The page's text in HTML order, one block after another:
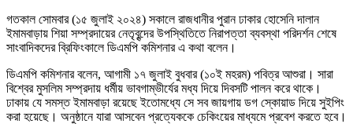
গতকাল সোমবার (১৫ জুলাই ২০২৪) সকালে রাজধানীর পুরান ঢাকার হোসেনি দালান
ইমামবাড়ায় শিয়া সম্প্রদায়ের নেতৃবৃন্দের উপস্থিতিতে নিরাপত্তা ব্যবস্থা পরিদর্শন শেষে
সাংবাদিকদের ব্রিফিংকালে ডিএমপি কমিশনার এ কথা বলেন।
ডিএমপি কমিশনার বলেন, আগামী ১৭ জুলাই বুধবার (১০ই মহরম) পবিত্র আশুরা। সারা
বিশ্বের মুসলিম সম্প্রদায় ধর্মীয় ভাবগাম্ভীর্যের মধ্য দিয়ে দিবসটি পালন করে থাকে।
ঢাকায় যে সমস্ত ইমামবাড়া রয়েছে ইতোমধ্যে সে সব জায়গায় ডগ স্কোয়াড দিয়ে সুইপিং
করা হয়েছে। অনুষ্ঠানে যারা আসবেন প্রত্যেককে চেকিংয়ের মাধ্যমে প্রবেশ করতে হবে।